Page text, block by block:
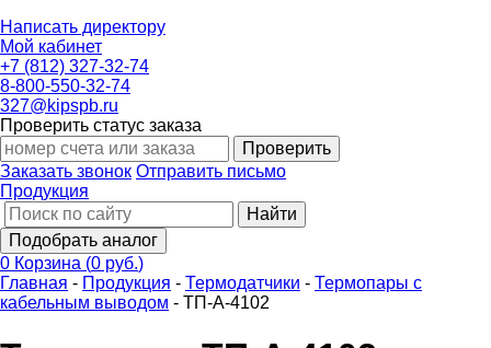
Написать директору
Мой кабинет
+7 (812) 327-32-74
8-800-550-32-74
327@kipspb.ru
Проверить статус заказа
Проверить
Заказать звонок Отправить письмо
Продукция
Найти
Подобрать аналог
0 Корзина (0 руб.)
Главная - Продукция - Термодатчики - Термопары с
кабельным выводом - ТП-А-4102